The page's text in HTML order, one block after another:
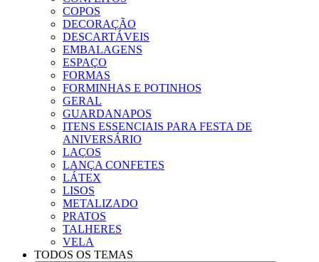
COPOS
DECORAÇÃO
DESCARTÁVEIS
EMBALAGENS
ESPAÇO
FORMAS
FORMINHAS E POTINHOS
GERAL
GUARDANAPOS
ITENS ESSENCIAIS PARA FESTA DE
ANIVERSÁRIO
LAÇOS
LANÇA CONFETES
LÁTEX
LISOS
METALIZADO
PRATOS
TALHERES
VELA
TODOS OS TEMAS